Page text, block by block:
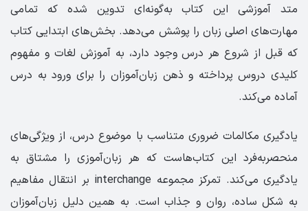
متد آموزشی این کتاب به‌گونه‌ای تدوین شده که تمامی
مهارت‌های اصلی زبان را پوشش می‌دهد. بخش‌های ابتدایی کتاب
که قبل از شروع هر درس وجود دارد، به آموزش لغات و مفهوم
کلیدی دروس پرداخته و ذهن زبان‌آموزان را برای ورود به درس
آماده می‌کند.
یادگیری مکالمات ضروری متناسب با موضوع درس، از ویژگی‌های
منحصر‌به‌فرد این کتاب‌هاست که هر زبان‌آموزی را مشتاق به
یادگیری می‌کند. تمرکز مجموعه interchange بر انتقال مفاهیم
به شکل ساده، روان و جذاب است. به همین دلیل زبان‌آموزان